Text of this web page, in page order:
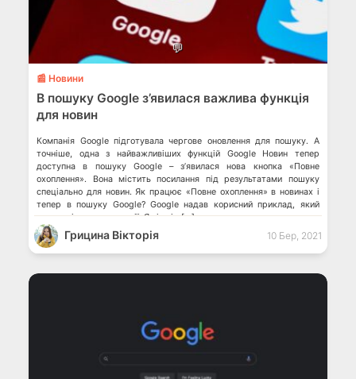
💬
📰 Новини
В пошуку Google з’явилася важлива функція
для новин
Компанія Google підготувала чергове оновлення для пошуку. А
точніше, одна з найважливіших функцій Google Новин тепер
доступна в пошуку Google – з’явилася нова кнопка «Повне
охоплення». Вона містить посилання під результатами пошуку
спеціально для новин. Як працює «Повне охоплення» в новинах і
тепер в пошуку Google? Google надав корисний приклад, який
показує інструмент в дії. Як і слід […]
Грицина Вікторія 10 Бер, 2021